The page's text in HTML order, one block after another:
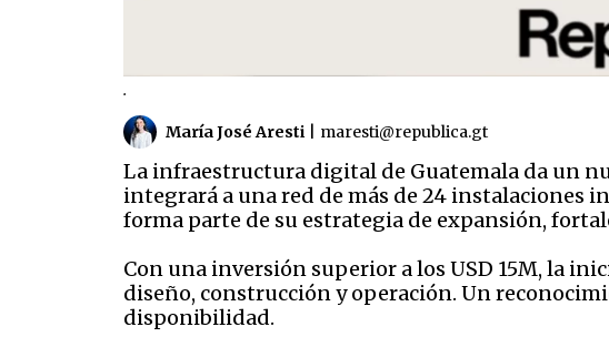
.
María José Aresti maresti@republica.gt
La infraestructura digital de Guatemala da un
integrará a una red de más de 24 instalaciones
forma parte de su estrategia de expansión,
Con una inversión superior a los USD 15M, la
diseño, construcción y operación. Un
disponibilidad.